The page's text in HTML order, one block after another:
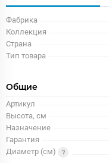
Фабрика
Коллекция
Страна
Тип товара
Общие
Артикул
Высота, см
Назначение
Гарантия
Диаметр (см)